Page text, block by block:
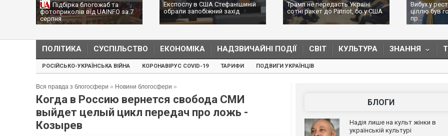
Підбірка блогожаб та
фотоприколів від UAINFO за 7
серпня
Експослу в США Стефанішиній
обрали запобіжний захід
Трамп не передасть Україні
сотні ракет до Patriot, бо у США
...
Вибух у
ціллю був
пр...
ПОЛІТИКА СУСПІЛЬСТВО ЕКОНОМІКА НАДЗВИЧАЙНІ ПОДІЇ СВІТ КУЛЬТУРА ЗНАННЯ
РОСІЙСЬКО-УКРАЇНСЬКА ВІЙНА КОРОНАВІРУС COVID-19 ТАРИФИ ПОДВИГИ УКРАЇНЦІВ
Вся правда з блогосфери » Новини блогосфери »
Когда в Россию вернется свобода СМИ
выйдет целый цикл передач про ложь -
Козырев
БЛОГИ
Надія лише на культ жінки в
українській культурі